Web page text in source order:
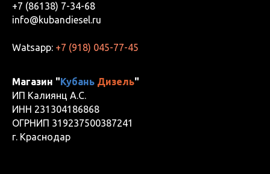
+7 (86138) 7-34-68
info@kubandiesel.ru
Watsapp: +7 (918) 045-77-45
Магазин "Кубань Дизель"
ИП Калиянц А.С.
ИНН 231304186868
ОГРНИП 319237500387241
г. Краснодар